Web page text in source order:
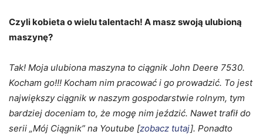
Czyli kobieta o wielu talentach! A masz swoją ulubioną
maszynę?
Tak! Moja ulubiona maszyna to ciągnik John Deere 7530.
Kocham go!!! Kocham nim pracować i go prowadzić. To jest
największy ciągnik w naszym gospodarstwie rolnym, tym
bardziej doceniam to, że mogę nim jeździć. Nawet trafił do
serii „Mój Ciągnik” na Youtube [zobacz tutaj]. Ponadto